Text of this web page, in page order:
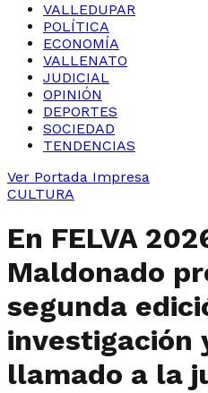
VALLEDUPAR
POLÍTICA
ECONOMÍA
VALLENATO
JUDICIAL
OPINIÓN
DEPORTES
SOCIEDAD
TENDENCIAS
Ver Portada Impresa
CULTURA
En FELVA
Maldonado
segunda
investigación
llamado a la